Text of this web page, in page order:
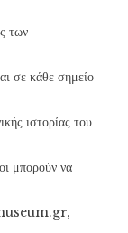
των
σε κάθε σημείο
ιστορίας του
μπορούν να